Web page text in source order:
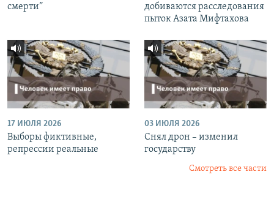
смерти”
добиваются расследования
пыток Азата Мифтахова
17 ИЮЛЯ 2026
Выборы фиктивные,
репрессии реальные
03 ИЮЛЯ 2026
Снял дрон – изменил
государству
Смотреть все части